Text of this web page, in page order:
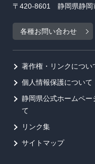
〒420-8601 静岡県静岡
各種お問い合わせ
著作権・リンクについ
個人情報保護について
静岡県公式ホームペ
て
リンク集
サイトマップ